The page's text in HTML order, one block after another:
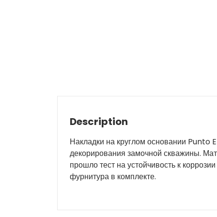
Description
Накладки на круглом основании Punto
декорирования замочной скважины.
прошло тест на устойчивость к
фурнитура в комплекте.